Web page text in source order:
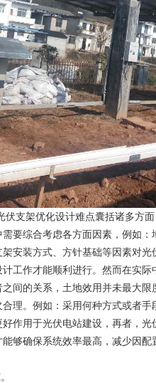
支架优化设计难点囊括诸多方面
要综合考虑各方面因素，例如
安装方式、方针基础等因素对
工作才能顺利进行。然而在实
间的关系，土地效用并未最大
理。例如：采用何种方式或者
作用于光伏电站建设，再者，
够确保系统效率最高，减少因配